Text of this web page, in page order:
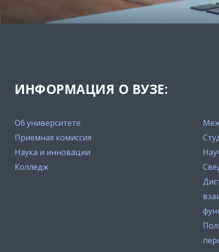
ИНФОРМАЦИЯ О ВУЗЕ:
Об университете
Приемная комиссия
Наука и инновации
Колледж